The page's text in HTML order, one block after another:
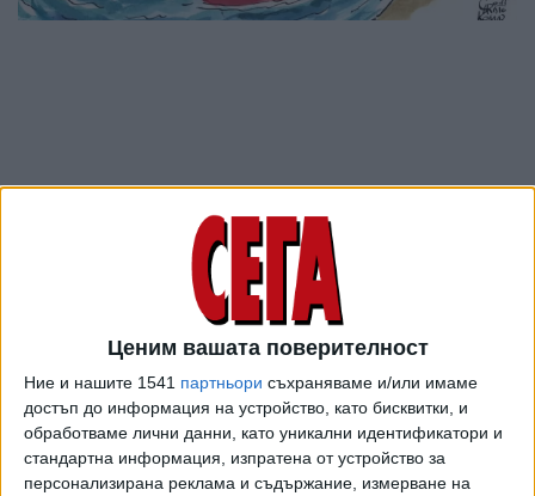
Ценим вашата поверителност
Ние и нашите 1541 партньори съхраняваме и/или имаме
достъп до информация на устройство, като бисквитки, и
обработваме лични данни, като уникални идентификатори и
стандартна информация, изпратена от устройство за
персонализирана реклама и съдържание, измерване на